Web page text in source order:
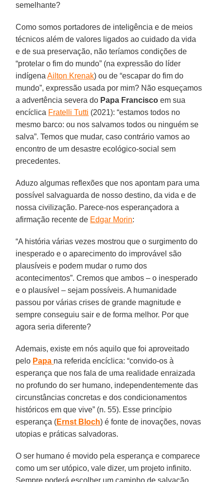
semelhante?
Como somos portadores de inteligência e de meios
técnicos além de valores ligados ao cuidado da vida
e de sua preservação, não teríamos condições de
“protelar o fim do mundo” (na expressão do líder
indígenaAilton Krenak) ou de “escapar do fim do
mundo”, expressão usada por mim? Não esqueçamos
a advertência severa do Papa Francisco em sua
encíclica Fratelli Tutti (2021): “estamos todos no
mesmo barco: ou nos salvamos todos ou ninguém se
salva”. Temos que mudar, caso contrário vamos ao
encontro de um desastre ecológico-social sem
precedentes.
Aduzo algumas reflexões que nos apontam para uma
possível salvaguarda de nosso destino, da vida e de
nossa civilização. Parece-nos esperançadora a
afirmação recente de Edgar Morin:
“A história várias vezes mostrou que o surgimento do
inesperado e o aparecimento do improvável são
plausíveis e podem mudar o rumo dos
acontecimentos”. Cremos que ambos – o inesperado
e o plausível – sejam possíveis. A humanidade
passou por várias crises de grande magnitude e
sempre conseguiu sair e de forma melhor. Por que
agora seria diferente?
Ademais, existe em nós aquilo que foi aproveitado
pelo Papa na referida encíclica: “convido-os à
esperança que nos fala de uma realidade enraizada
no profundo do ser humano, independentemente das
circunstâncias concretas e dos condicionamentos
históricos em que vive” (n. 55). Esse princípio
esperança (Ernst Bloch) é fonte de inovações, novas
utopias e práticas salvadoras.
O ser humano é movido pela esperança e comparece
como um ser utópico, vale dizer, um projeto infinito.
Sempre poderá escolher um caminho de salvação,